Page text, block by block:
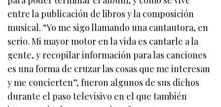
entre la publicación de libros y la composición
musical. “Yo me sigo llamando una cantautora, en
serio. Mi mayor motor en la vida es cantarle a la
gente, y recopilar información para las canciones
es una forma de cruzar las cosas que me interesan
y me concierten”, fueron algunos de sus dichos
durante el paso televisivo en el que también